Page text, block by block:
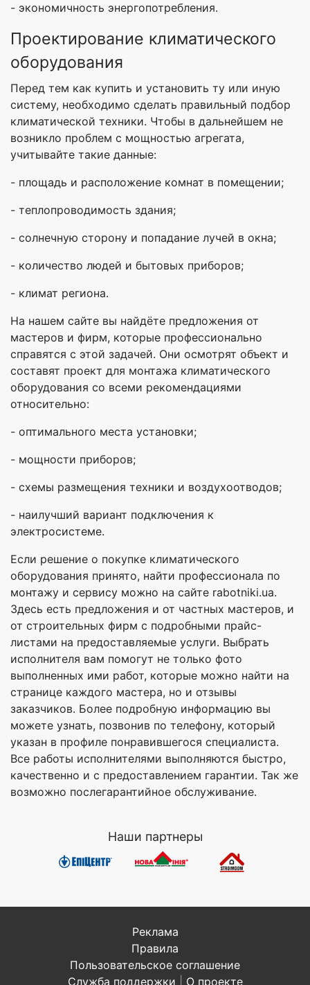
- экономичность энергопотребления.
Проектирование климатического
оборудования
Перед тем как купить и установить ту или иную
систему, необходимо сделать правильный подбор
климатической техники. Чтобы в дальнейшем не
возникло проблем с мощностью агрегата,
учитывайте такие данные:
- площадь и расположение комнат в помещении;
- теплопроводимость здания;
- солнечную сторону и попадание лучей в окна;
- количество людей и бытовых приборов;
- климат региона.
На нашем сайте вы найдёте предложения от
мастеров и фирм, которые профессионально
справятся с этой задачей. Они осмотрят объект и
составят проект для монтажа климатического
оборудования со всеми рекомендациями
относительно:
- оптимального места установки;
- мощности приборов;
- схемы размещения техники и воздухоотводов;
- наилучший вариант подключения к
электросистеме.
Если решение о покупке климатического
оборудования принято, найти профессионала по
монтажу и сервису можно на сайте rabotniki.ua.
Здесь есть предложения и от частных мастеров, и
от строительных фирм с подробными прайс-
листами на предоставляемые услуги. Выбрать
исполнителя вам помогут не только фото
выполненных ими работ, которые можно найти на
странице каждого мастера, но и отзывы
заказчиков. Более подробную информацию вы
можете узнать, позвонив по телефону, который
указан в профиле понравившегося специалиста.
Все работы исполнителями выполняются быстро,
качественно и с предоставлением гарантии. Так же
возможно послегарантийное обслуживание.
Наши партнеры
Реклама
Правила
Пользовательское соглашение
Служба поддержки
О проекте